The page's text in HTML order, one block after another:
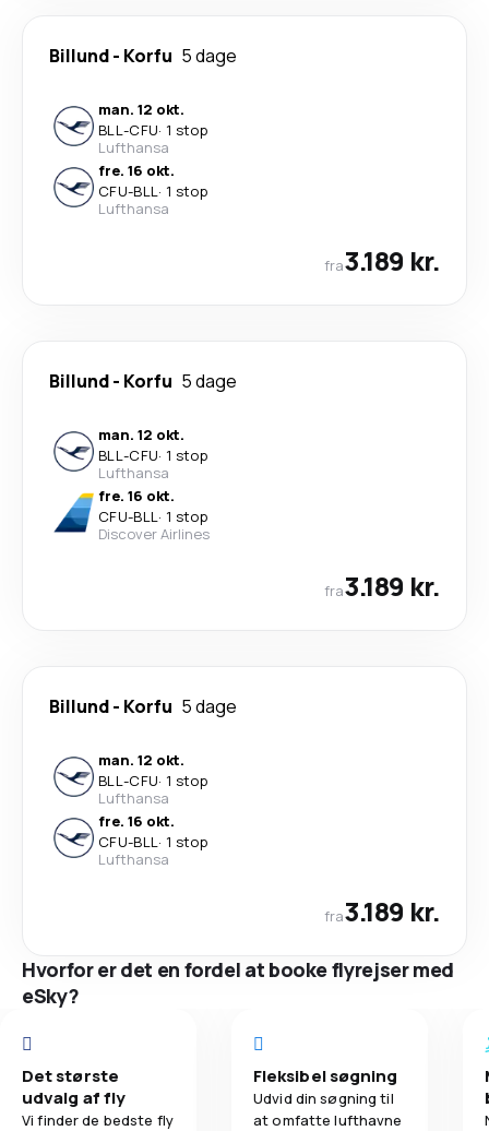
Billund- Korfu 5 dage
man. 12 okt.
BLL-CFU· 1 stop
Lufthansa
fre. 16 okt.
CFU-BLL· 1 stop
Lufthansa
fra3.189 kr.
Billund- Korfu 5 dage
man. 12 okt.
BLL-CFU· 1 stop
Lufthansa
fre. 16 okt.
CFU-BLL· 1 stop
Discover Airlines
fra3.189 kr.
Billund- Korfu 5 dage
man. 12 okt.
BLL-CFU· 1 stop
Lufthansa
fre. 16 okt.
CFU-BLL· 1 stop
Lufthansa
fra3.189 kr.
Hvorfor er det en fordel at booke flyrejser med
eSky?
Det største
udvalg af fly
Vi finder de bedste fly
Fleksibel søgning
Udvid din søgning til
at omfatte lufthavne